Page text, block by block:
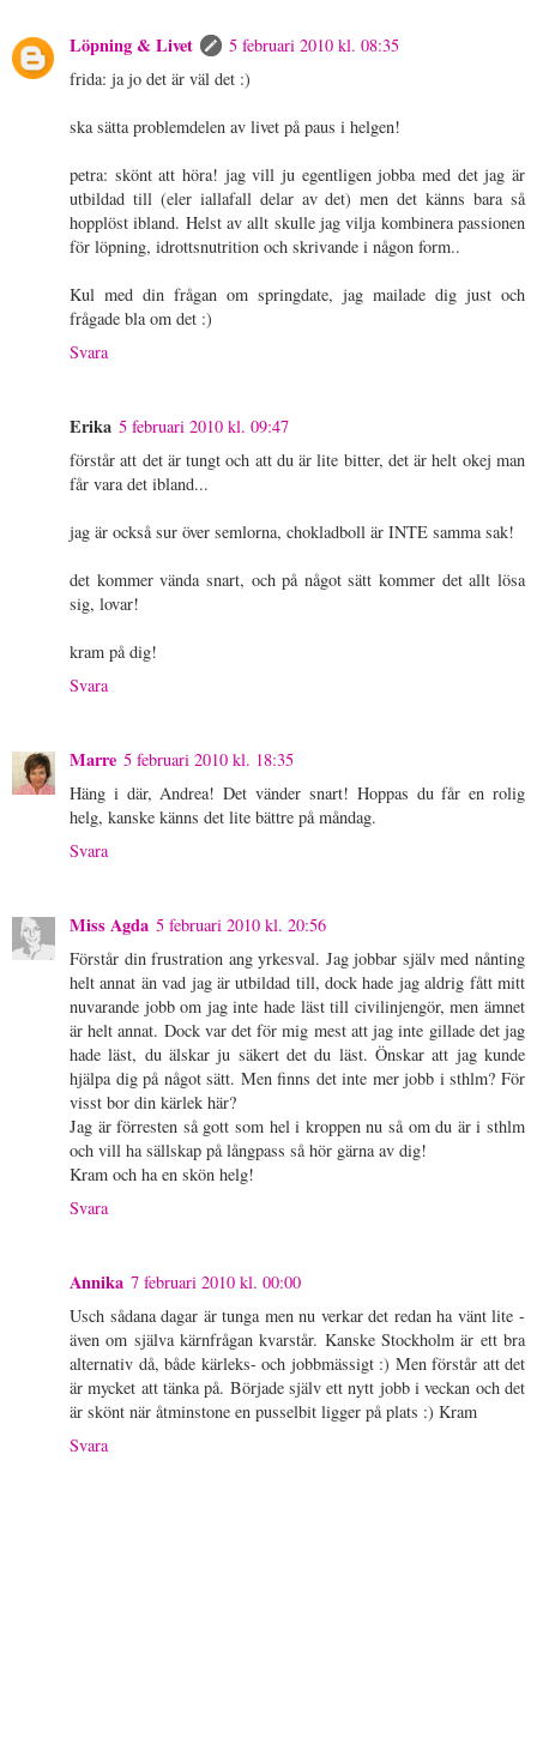
Löpning & Livet
5 februari 2010 kl. 08:35
frida: ja jo det är väl det :)
ska sätta problemdelen av livet på paus i helgen!
petra: skönt att höra! jag vill ju egentligen jobba med det jag är
utbildad till (eler iallafall delar av det) men det känns bara så
hopplöst ibland. Helst av allt skulle jag vilja kombinera passionen
för löpning, idrottsnutrition och skrivande i någon form..
Kul med din frågan om springdate, jag mailade dig just och
frågade bla om det :)
Svara
Erika 5 februari 2010 kl. 09:47
förstår att det är tungt och att du är lite bitter, det är helt okej man
får vara det ibland...
jag är också sur över semlorna, chokladboll är INTE samma sak!
det kommer vända snart, och på något sätt kommer det allt lösa
sig, lovar!
kram på dig!
Svara
Marre 5 februari 2010 kl. 18:35
Häng i där, Andrea! Det vänder snart! Hoppas du får en rolig
helg, kanske känns det lite bättre på måndag.
Svara
Miss Agda 5 februari 2010 kl. 20:56
Förstår din frustration ang yrkesval. Jag jobbar själv med nånting
helt annat än vad jag är utbildad till, dock hade jag aldrig fått mitt
nuvarande jobb om jag inte hade läst till civilinjengör, men ämnet
är helt annat. Dock var det för mig mest att jag inte gillade det jag
hade läst, du älskar ju säkert det du läst. Önskar att jag kunde
hjälpa dig på något sätt. Men finns det inte mer jobb i sthlm? För
visst bor din kärlek här?
Jag är förresten så gott som hel i kroppen nu så om du är i sthlm
och vill ha sällskap på långpass så hör gärna av dig!
Kram och ha en skön helg!
Svara
Annika 7 februari 2010 kl. 00:00
Usch sådana dagar är tunga men nu verkar det redan ha vänt lite -
även om själva kärnfrågan kvarstår. Kanske Stockholm är ett bra
alternativ då, både kärleks- och jobbmässigt :) Men förstår att det
är mycket att tänka på. Började själv ett nytt jobb i veckan och det
är skönt när åtminstone en pusselbit ligger på plats :) Kram
Svara